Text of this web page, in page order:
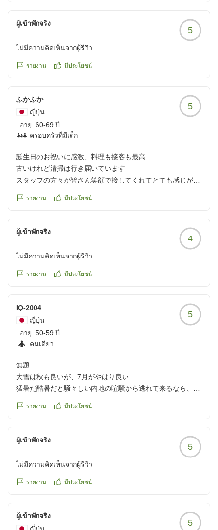
ผู้เข้าพักจริง
5
ไม่มีความคิดเห็นจากผู้รีวิว
รายงาน มีประโยชน์
ふかふか
ญี่ปุ่น
อายุ: 60-69 ปี
ครอบครัวที่มีเด็ก
5
誕生日のお祝いに感激、料理も接客も最高
古いけれど清掃は行き届いています
スタッフの方々が皆さん笑顔で接してくれてとても感じが良
お料理も夕食朝食共にとても満足です
た
母の誕生日に利用させて頂いたのですが
チェックイン時にデザートプレートにおめでとうのメッセー
ジをお願いしたところ快く引き受けてくれて 実際素晴らしい
メッセージプレートで感激しました
ワインや夜鳴きそばの利用はしませんでしたが全てにおいて
満足です
是非また利用したいと思います
クチコミの詳細はこちらから
reviewId=33123478288011
รายงาน มีประโยชน์
ผู้เข้าพักจริง
4
ไม่มีความคิดเห็นจากผู้รีวิว
รายงาน มีประโยชน์
IQ-2004
ญี่ปุ่น
อายุ: 50-59 ปี
คนเดียว
5
無題
大雪は秋も良いが、7月がやはり良い
猛暑だ酷暑だと騒々しい内地の喧騒から逃れて来るなら、こ
かつて巡った大雪の山々
再び訪れた旭岳は、あの頃と同じ威容と威厳と懐の深い趣で
涙
この時期にここに訪れる多くの外国人のナイスなセンスに敬
意を表します
食処において、外国人への対応に一生懸命に英語で対応して
รายงาน มีประโยชน์
ผู้เข้าพักจริง
5
ไม่มีความคิดเห็นจากผู้รีวิว
รายงาน มีประโยชน์
ผู้เข้าพักจริง
5